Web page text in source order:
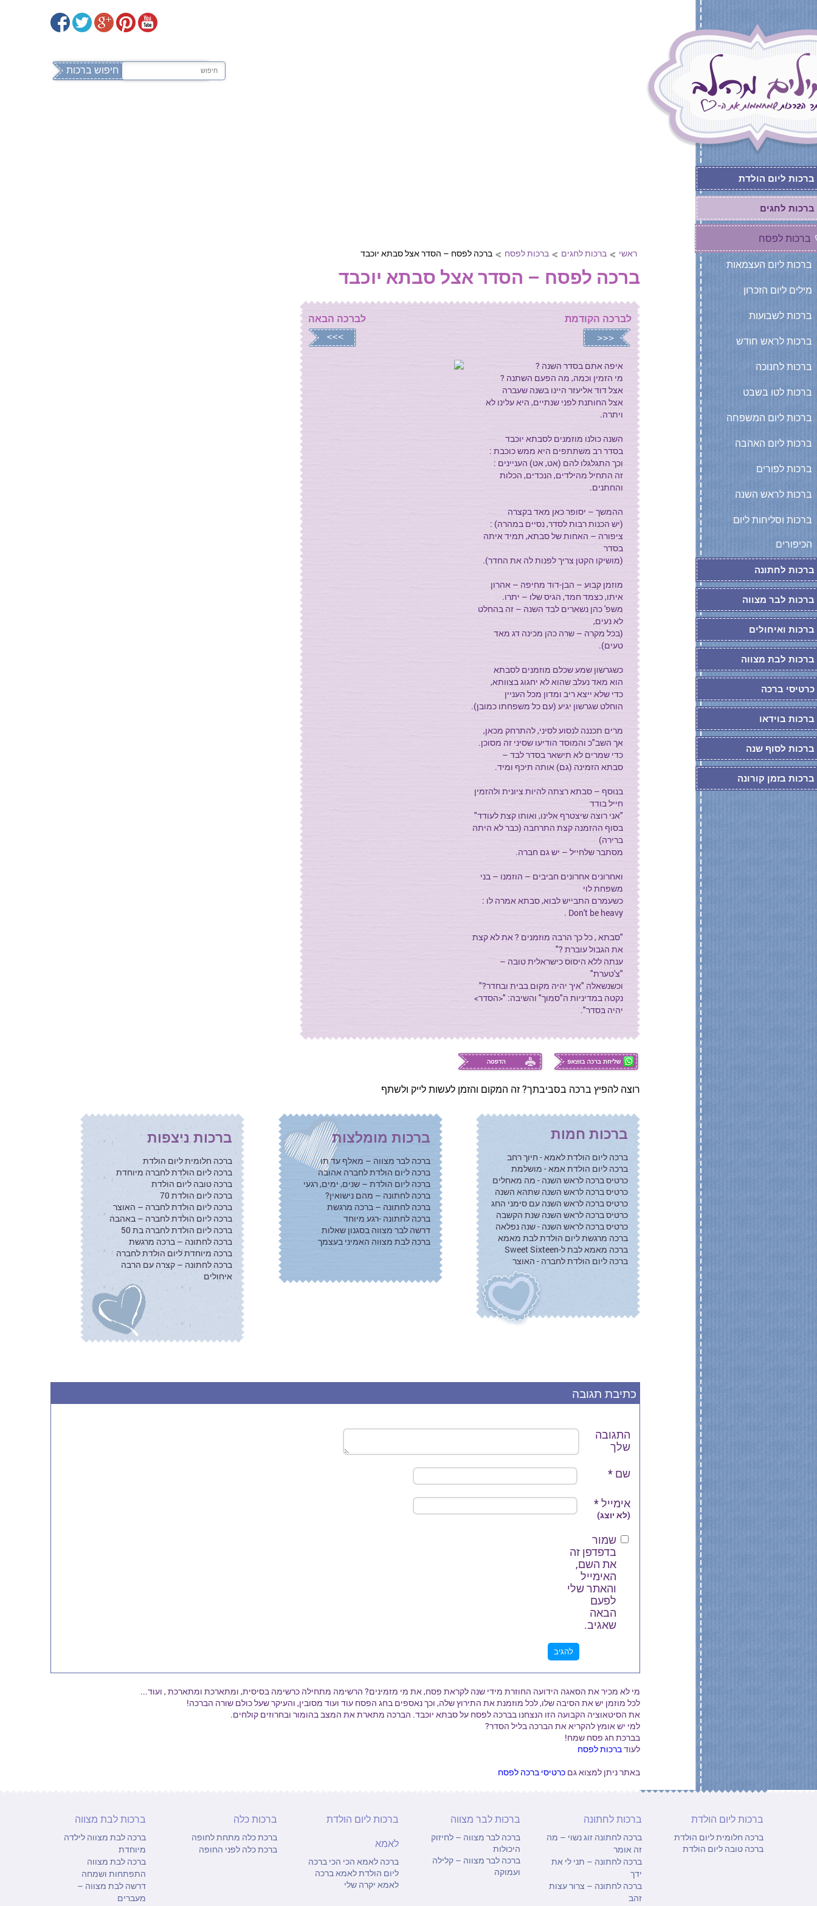
ראשי > ברכות לחגים > ברכות לפסח > ברכה לפסח – הסדר אצל סבתא יוכבד
ברכה לפסח – הסדר אצל סבתא יוכבד
לברכה הבאה לברכה הקודמת
איפה אתם בסדר השנה ?
מי הזמין וכמה, מה הפעם השתנה ?
אצל דוד אליעזר היינו בשנה שעברה
אצל החותנת לפני שנתיים, היא עלינו לא
ויתרה.
השנה כולנו מוזמנים לסבתא יוכבד
בסדר רב משתתפים היא ממש כוכבת :
וכך התגלגלו להם (אט, אט) העניינים :
זה התחיל מהילדים, הנכדים, הכלות
והחתנים.
ההמשך – יסופר כאן מאד בקצרה
(יש הכנות רבות לסדר, נסיים במהרה) :
ציפורה – האחות של סבתא, תמיד איתה
בסדר
(מושיקו הקטן צריך לפנות לה את החדר).
מוזמן קבוע – הבן-דוד מחיפה – אהרון
איתו, כצמד חמד, הגיס שלו – יתרו.
משפ' כהן נשארים לבד השנה – זה בהחלט
לא נעים,
(בכל מקרה – שרה כהן מכינה דג מאד
טעים).
כשגרשון שמע שכלם מוזמנים לסבתא
הוא מאד נעלב שהוא לא יחגוג בצוותא,
כדי שלא ייצא ריב ומדון מכל העניין
הוחלט שגרשון יגיע (עם כל משפחתו כמובן).
מרים תכננה לנסוע לסיני, להתרחק מכאן,
אך השב"כ והמוסד הודיעו שסיני זה מסוכן.
כדי שמרים לא תישאר בסדר לבד –
סבתא הזמינה (גם) אותה תיכף ומיד.
בנוסף – סבתא רצתה להיות ציונית ולהזמין
חייל בודד
"אני רוצה שיצטרף אלינו, ואותו קצת לעודד"
בסוף ההזמנה קצת התרחבה (כבר לא היתה
ברירה)
מסתבר שלחייל – יש גם חברה.
ואחרונים אחרונים חביבים – הוזמנו – בני
משפחת לוי
כשעמרם התבייש לבוא, סבתא אמרה לו :
Don't be heavy .
"סבתא , כל כך הרבה מוזמנים ? את לא קצת
את הגבול עוברת ?"
ענתה ללא היסוס כישראלית טובה –
"צ'טערת"
וכשנשאלה "איך יהיה מקום בבית ובחדר?"
נקטה במדיניות ה"סמוך" והשיבה: "<הסדר>
יהיה בּסדר".
רוצה להפיץ ברכה בסביבתך? זה המקום והזמן לעשות לייק ולשתף
ברכות חמות
ברכה ליום הולדת לאמא - חיוך רחב
ברכה ליום הולדת אמא - מושלמת
כרטיס ברכה לראש השנה - מה מאחלים
כרטיס ברכה לראש השנה שתהא השנה
כרטיס ברכה לראש השנה עם סימני החג
כרטיס ברכה לראש השנה שנת הקשבה
כרטיס ברכה לראש השנה - שנה נפלאה
ברכה מרגשת ליום הולדת לבת מאמא
ברכה מאמא לבת ל-Sweet Sixteen
ברכה ליום הולדת לחברה - האוצר
ברכות מומלצות
ברכה לבר מצווה – מאלף עד תו
ברכה ליום הולדת לחברה אהובה
ברכה ליום הולדת – שנים, ימים, רגעי
ברכה לחתונה – מהם נישואין?
ברכה לחתונה – ברכה מרגשת
ברכה לחתונה -רגע מיוחד
דרשה לבר מצווה בסגנון שאלות
ברכה לבת מצווה האמיני בעצמך
ברכות ניצפות
ברכה חלומית ליום הולדת
ברכה ליום הולדת לחברה מיוחדת
ברכה טובה ליום הולדת
ברכה ליום הולדת 70
ברכה ליום הולדת לחברה – האוצר
ברכה ליום הולדת לחברה – באהבה
ברכה ליום הולדת לחברה בת 50
ברכה לחתונה – ברכה מרגשת
ברכה מיוחדת ליום הולדת לחברה
ברכה לחתונה – קצרה עם הרבה
איחולים
כתיבת תגובה
התגובה
שלך
שם *
אימייל*
(לא יוצג)
שמור
בדפדפן זה
את השם,
האימייל
והאתר שלי
לפעם
הבאה
שאגיב.
מי לא מכיר את הסאגה הידועה החוזרת מידי שנה לקראת פסח, את מי מזמינים? הרשימה מתחילה כרשימה בסיסית, ומתארכת ומתארכת , ועוד...
לכל מוזמן יש את הסיבה שלו, לכל מוזמנת את התירוץ שלה, וכך נאספים בחג הפסח עוד ועוד מסובין, והעיקר שעל כולם שורה הברכה!
את הסיטאוציה הקבועה הזו הנצחנו בברכה לפסח על סבתא יוכבד. הברכה מתארת את המצב בהומור ובחרוזים קולחים.
למי יש אומץ להקריא את הברכה בליל הסדר?
בברכת חג פסח שמח!
לעודברכות לפסח
באתר ניתן למצוא גם כרטיסי ברכה לפסח
ברכות ליום הולדת
ברכות לחגים
ברכות לפסח
ברכות ליום העצמאות
מילים ליום הזכרון
ברכות לשבועות
ברכות לראש חודש
ברכות לחנוכה
ברכות לטו בשבט
ברכות ליום המשפחה
ברכות ליום האהבה
ברכות לפורים
ברכות לראש השנה
ברכות וסליחות ליום
הכיפורים
ברכות לחתונה
ברכות לבר מצווה
ברכות ואיחולים
ברכות לבת מצווה
כרטיסי ברכה
ברכות בוידאו
ברכות לסוף שנה
ברכות בזמן קורונה
ברכות ליום הולדת
ברכה חלומית ליום הולדת
ברכה טובה ליום הולדת
ברכות לחתונה
ברכה לחתונה זוג נשוי – מה
זה אומר
ברכה לחתונה – תני לי את
ידך
ברכה לחתונה – צרור עצות
זהב
ברכות לבר מצווה
ברכה לבר מצווה – לחיזוק
היכולות
ברכה לבר מצווה – קלילה
ועמוקה
ברכות ליום הולדת
לאמא
ברכה לאמא הכי הכי ברכה
ליום הולדת לאמאברכה
לאמא יקרה שלי
ברכות כלה
ברכת כלה מתחת לחופה
ברכת כלה לפני החופה
ברכות לבת מצווה
ברכה לבת מצווה לילדה
מיוחדת
ברכה לבת מצווה
התפתחות ושמחה
דרשה לבת מצווה –
מעברים